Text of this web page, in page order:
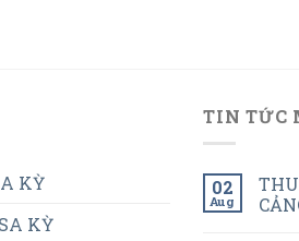
KỲ
KỲ
TIN TỨC
02
Aug